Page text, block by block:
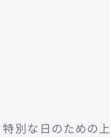
特別な日のための